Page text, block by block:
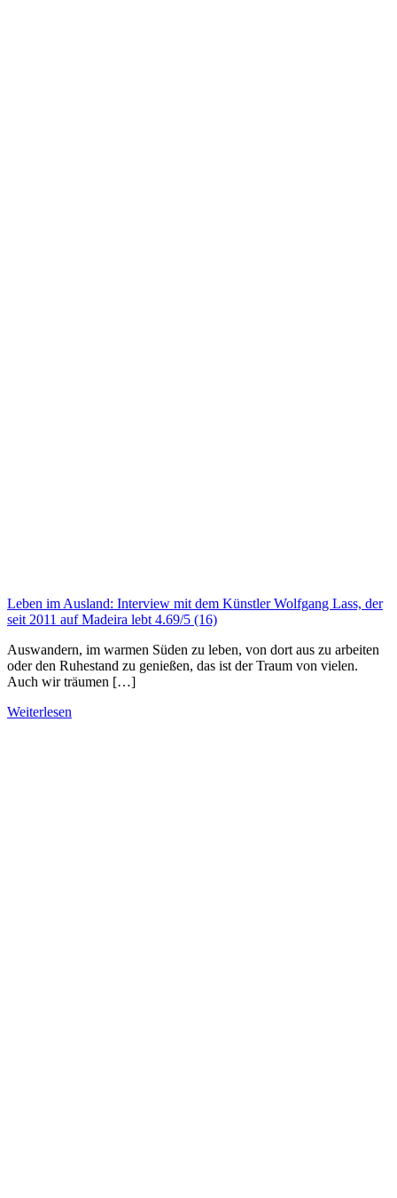
Leben im Ausland: Interview mit dem Künstler Wolfgang Lass, der
seit 2011 auf Madeira lebt 4.69/5 (16)
Auswandern, im warmen Süden zu leben, von dort aus zu arbeiten
oder den Ruhestand zu genießen, das ist der Traum von vielen.
Auch wir träumen […]
Weiterlesen